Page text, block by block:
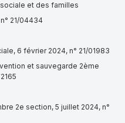
et des familles
21/04434
6 février 2024, n° 21/01983
et sauvegarde 2ème
2e section, 5 juillet 2024, n°